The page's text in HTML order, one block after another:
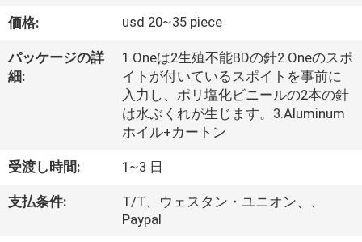
ち
に
て
価格: usd 20~35 piece
パッケージの詳
細:
1.Oneは2生殖不能BDの針2.Oneのスポ
イトが付いているスポイトを事前に
入力し、ポリ塩化ビニールの2本の針
は水ぶくれが生じます。3.Aluminum
ホイル+カートン
受渡し時間: 1~3 日
支払条件:
T/T、ウェスタン・ユニオン、、
Paypal